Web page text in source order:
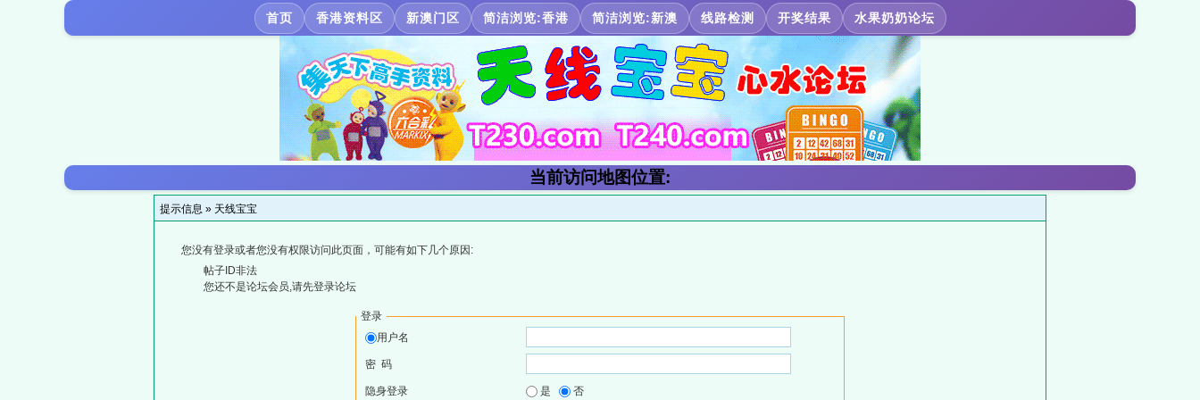
首页 香港资料区 新澳门区 简洁浏览:香港 简洁浏览:新澳 线路检测 开奖结果 水果奶奶论坛
当前访问地图位置:
提示信息 » 天线宝宝
您没有登录或者您没有权限访问此页面，可能有如下几个原因:
帖子ID非法
您还不是论坛会员,请先登录论坛
登录
用户名
密 码
隐身登录 是 否